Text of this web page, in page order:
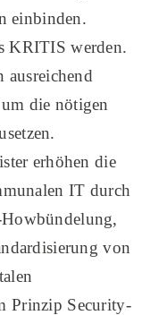
einbinden.
KRITIS werden.
ausreichend
die nötigen
erhöhen die
IT durch
von
Prinzip Security-